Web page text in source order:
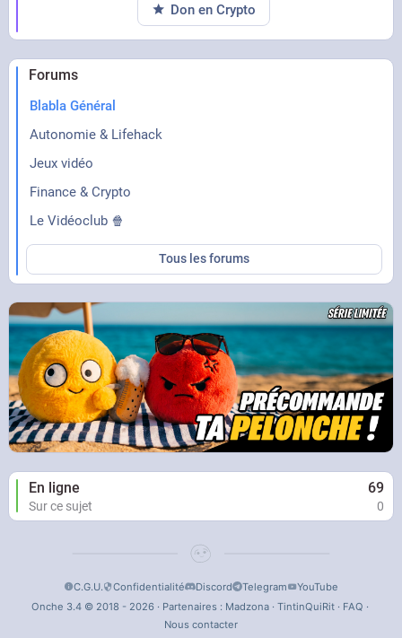
Forums
Blabla Général
Autonomie & Lifehack
Jeux vidéo
Finance & Crypto
Le Vidéoclub 🍿
Tous les forums
En ligne 69
Sur ce sujet 0
Don en Crypto
C.G.U. Confidentialité Discord Telegram
YouTube
Onche 3.4 © 2018 - 2026 · Partenaires : Madzona· TintinQuiRit· FAQ ·
Nous contacter